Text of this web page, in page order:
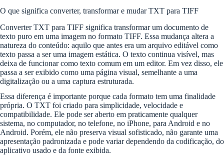
O que significa converter, transformar e mudar TXT para TIFF
Converter TXT para TIFF significa transformar um documento de
texto puro em uma imagem no formato TIFF. Essa mudança altera a
natureza do conteúdo: aquilo que antes era um arquivo editável como
texto passa a ser uma imagem estática. O texto continua visível, mas
deixa de funcionar como texto comum em um editor. Em vez disso, ele
passa a ser exibido como uma página visual, semelhante a uma
digitalização ou a uma captura estruturada.
Essa diferença é importante porque cada formato tem uma finalidade
própria. O TXT foi criado para simplicidade, velocidade e
compatibilidade. Ele pode ser aberto em praticamente qualquer
sistema, no computador, no telefone, no iPhone, para Android e no
Android. Porém, ele não preserva visual sofisticado, não garante uma
apresentação padronizada e pode variar dependendo da codificação, do
aplicativo usado e da fonte exibida.